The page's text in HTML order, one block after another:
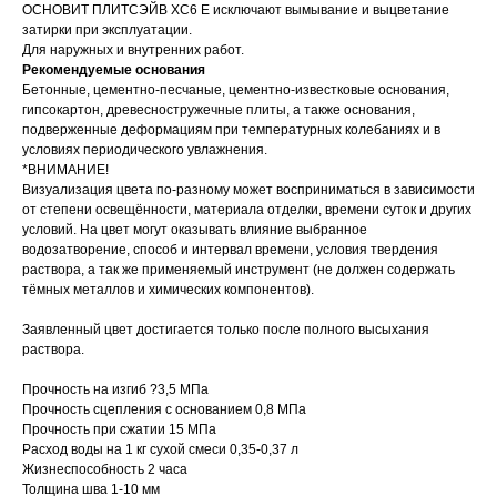
ОСНОВИТ ПЛИТСЭЙВ ХС6 Е исключают вымывание и выцветание
затирки при эксплуатации.
Для наружных и внутренних работ.
Рекомендуемые основания
Бетонные, цементно-песчаные, цементно-известковые основания,
гипсокартон, древесностружечные плиты, а также основания,
подверженные деформациям при температурных колебаниях и в
условиях периодического увлажнения.
*ВНИМАНИЕ!
Визуализация цвета по-разному может восприниматься в зависимости
от степени освещённости, материала отделки, времени суток и других
условий. На цвет могут оказывать влияние выбранное
водозатворение, способ и интервал времени, условия твердения
раствора, а так же применяемый инструмент (не должен содержать
тёмных металлов и химических компонентов).
Заявленный цвет достигается только после полного высыхания
раствора.
Прочность на изгиб ?3,5 МПа
Прочность сцепления с основанием 0,8 МПа
Прочность при сжатии 15 МПа
Расход воды на 1 кг сухой смеси 0,35-0,37 л
Жизнеспособность 2 часа
Толщина шва 1-10 мм